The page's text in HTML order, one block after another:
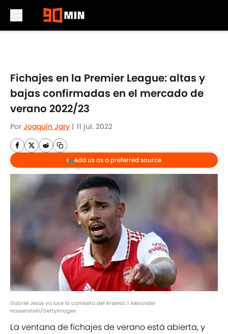
Fichajes en la Premier League: altas y
bajas confirmadas en el mercado de
verano 2022/23
Por Joaquín Jary | 11 jul. 2022
Add us as a preferred source
Gabriel Jesús ya luce la camiseta del Arsenal. | Alexander
Hassenstein/GettyImages
La ventana de fichajes de verano está abierta, y